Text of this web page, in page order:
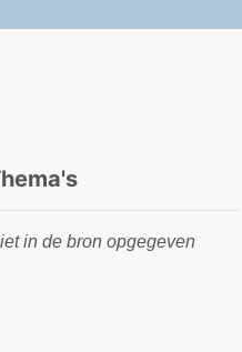
in de bron opgegeven